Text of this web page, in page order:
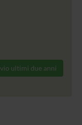
ultimi due anni